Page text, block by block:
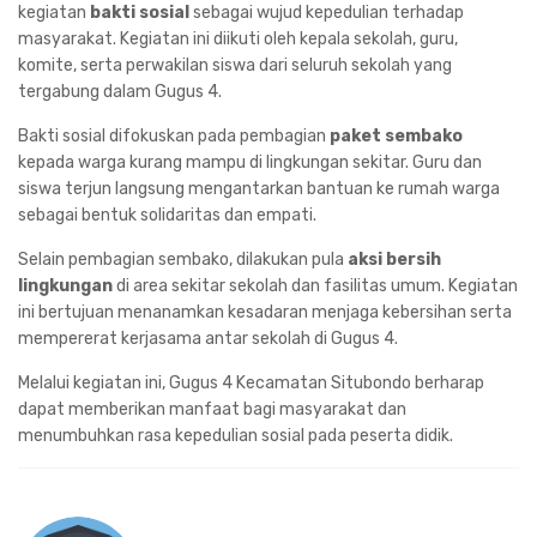
kegiatan bakti sosial sebagai wujud kepedulian terhadap
masyarakat. Kegiatan ini diikuti oleh kepala sekolah, guru,
komite, serta perwakilan siswa dari seluruh sekolah yang
tergabung dalam Gugus 4.
Bakti sosial difokuskan pada pembagian paket sembako
kepada warga kurang mampu di lingkungan sekitar. Guru dan
siswa terjun langsung mengantarkan bantuan ke rumah warga
sebagai bentuk solidaritas dan empati.
Selain pembagian sembako, dilakukan pula aksi bersih
lingkungandi area sekitar sekolah dan fasilitas umum. Kegiatan
ini bertujuan menanamkan kesadaran menjaga kebersihan serta
mempererat kerjasama antar sekolah di Gugus 4.
Melalui kegiatan ini, Gugus 4 Kecamatan Situbondo berharap
dapat memberikan manfaat bagi masyarakat dan
menumbuhkan rasa kepedulian sosial pada peserta didik.